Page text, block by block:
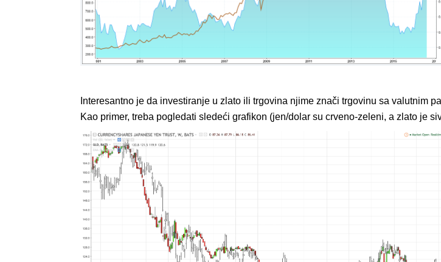
Interesantno je da investiranje u zlato ili trgovina njime znači trgovinu sa valutnim
Kao primer, treba pogledati sledeći grafikon (jen/dolar su crveno-zeleni, a zlato je